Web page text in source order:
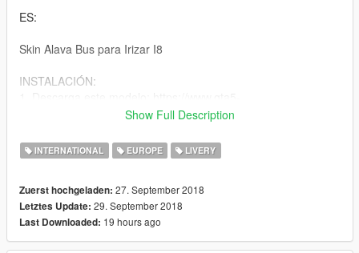
ES:
Skin Alava Bus para Irizar I8
INSTALACIÓN:
mods.com/vehicles/irizar-i8
3. Disfruta!
Show Full Description
INTERNATIONAL EUROPE LIVERY
Zuerst hochgeladen: 27. September 2018
Letztes Update: 29. September 2018
Last Downloaded: 19 hours ago